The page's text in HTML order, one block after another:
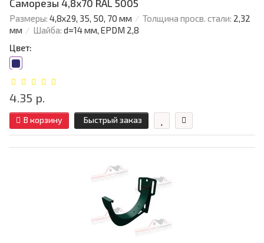
Саморезы 4,8х70 RAL 5005
Размеры: 4,8х29, 35, 50, 70 мм Толщина просв. стали: 2,32
мм
Шайба: d=14 мм, EPDM 2,8
Цвет:
4.35 р.
В корзину Быстрый заказ